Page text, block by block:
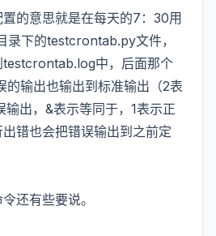
的意思就是在每天的7：30用
录下的testcrontab.py文件，
testcrontab.log中，后面那个
的输出也输出到标准输出（2表
出，&表示等同于，1表示正
错也会把错误输出到之前定
还有些要说。